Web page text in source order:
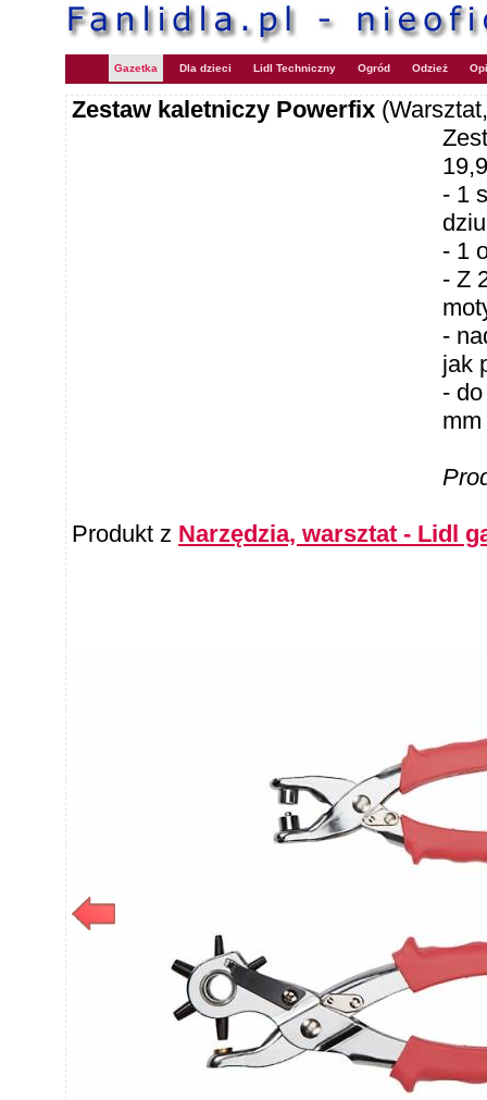
Gazetka Dla dzieci Lidl Techniczny Ogród Odzież
Zestaw kaletniczy Powerfix
- 1
- 1
- Z
-
jak
-
Produkt z Narzędzia, warsztat - Lidl